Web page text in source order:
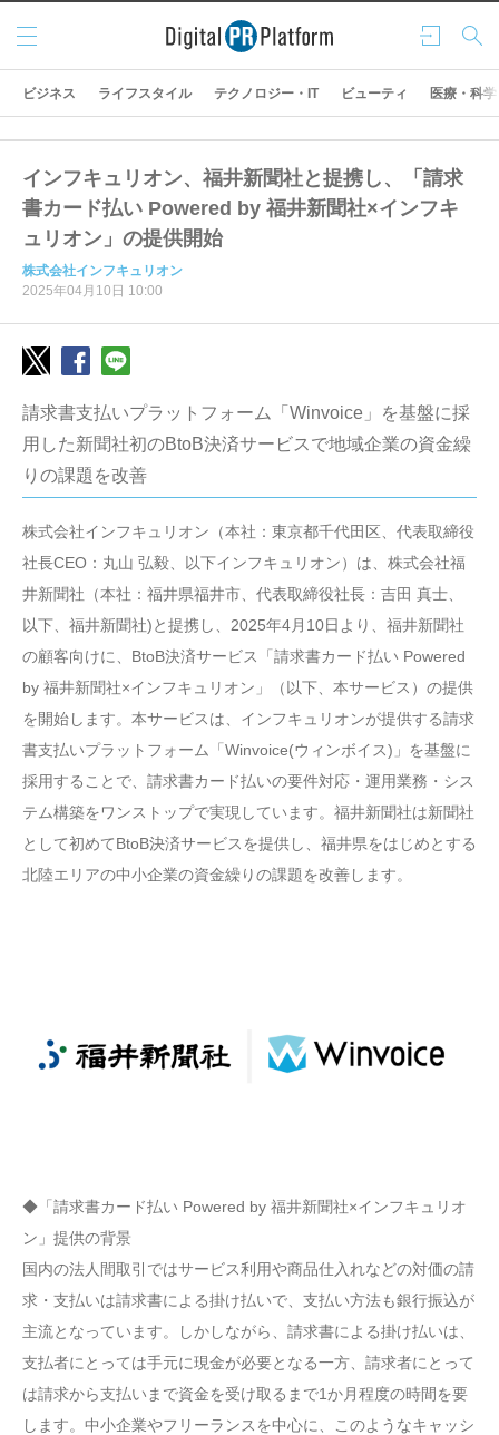
ログ
イン
検索
メニ
ュー
ビジネス ライフスタイル テクノロジー・IT ビューティ 医療・科学
インフキュリオン、福井新聞社と提携し、「請求
書カード払い Powered by 福井新聞社×インフキ
ュリオン」の提供開始
株式会社インフキュリオン
2025年04月10日 10:00
請求書支払いプラットフォーム「Winvoice」を基盤に採
用した新聞社初のBtoB決済サービスで地域企業の資金繰
りの課題を改善
株式会社インフキュリオン（本社：東京都千代田区、代表取締役
社長CEO：丸山 弘毅、以下インフキュリオン）は、株式会社福
井新聞社（本社：福井県福井市、代表取締役社長：吉田 真士、
以下、福井新聞社)と提携し、2025年4月10日より、福井新聞社
の顧客向けに、BtoB決済サービス「請求書カード払い Powered
by 福井新聞社×インフキュリオン」（以下、本サービス）の提供
を開始します。本サービスは、インフキュリオンが提供する請求
書支払いプラットフォーム「Winvoice(ウィンボイス)」を基盤に
採用することで、請求書カード払いの要件対応・運用業務・シス
テム構築をワンストップで実現しています。福井新聞社は新聞社
として初めてBtoB決済サービスを提供し、福井県をはじめとする
北陸エリアの中小企業の資金繰りの課題を改善します。
◆「請求書カード払い Powered by 福井新聞社×インフキュリオ
ン」提供の背景
国内の法人間取引ではサービス利用や商品仕入れなどの対価の請
求・支払いは請求書による掛け払いで、支払い方法も銀行振込が
主流となっています。しかしながら、請求書による掛け払いは、
支払者にとっては手元に現金が必要となる一方、請求者にとって
は請求から支払いまで資金を受け取るまで1か月程度の時間を要
します。中小企業やフリーランスを中心に、このようなキャッシ